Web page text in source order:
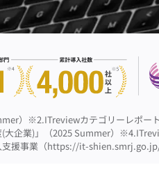
） ※2.ITreviewカテゴリーレポー
企業)」（2025 Summer）
支援事業（https://it-